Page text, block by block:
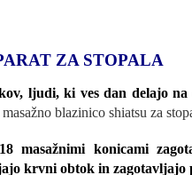
ZA STOPALA
ljudi, ki ves dan delajo
blazinico shiatsu za
masažnimi konicami
krvni obtok in zagotavljajo